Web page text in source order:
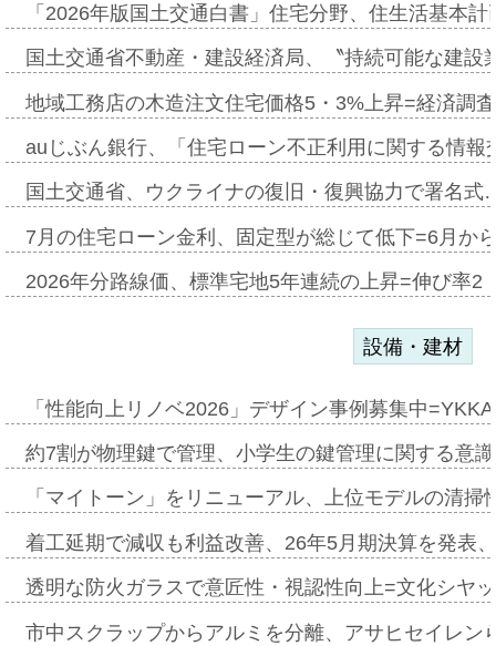
「2026年版国土交通白書」住宅分野、住生活基本
国土交通省不動産・建設経済局、〝持続可能な建
地域工務店の木造注文住宅価格5・3%上昇=経済調
auじぶん銀行、「住宅ローン不正利用に関する情
国土交通省、ウクライナの復旧・復興協力で署名
7月の住宅ローン金利、固定型が総じて低下=6月か
2026年分路線価、標準宅地5年連続の上昇=伸び率
設備・建材
「性能向上リノベ2026」デザイン事例募集中
約7割が物理鍵で管理、小学生の鍵管理に関する意
「マイトーン」をリニューアル、上位モデルの清
着工延期で減収も利益改善、26年5月期決算を発表
透明な防火ガラスで意匠性・視認性向上=文化シヤ
市中スクラップからアルミを分離、アサヒセイレ